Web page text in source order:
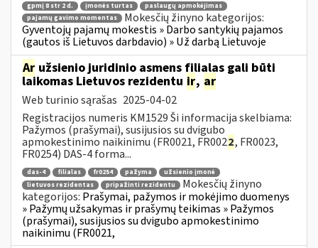
gpmį 8 str 2 d.
įmonės turtas
paslaugų apmokėjimas
pajamų gavimo momentas
Mokesčių žinyno kategorijos:
Gyventojų pajamų mokestis » Darbo santykių pajamos
(gautos iš Lietuvos darbdavio) » Už darbą Lietuvoje
Ar užsienio juridinio asmens filialas gali būti
laikomas Lietuvos rezidentu ir, ar
Web turinio sąrašas 2025-04-02
Registracijos numeris KM1529 Ši informacija skelbiama:
Pažymos (prašymai), susijusios su dvigubo
apmokestinimo naikinimu (FR0021, FR0022, FR0023,
FR0254) DAS-4 forma...
das-4 filialas fr0254 pažyma
užsienio įmonė
lietuvos rezidentas
pripažinti rezidentu
Mokesčių žinyno
kategorijos: Prašymai, pažymos ir mokėjimo duomenys
» Pažymų užsakymas ir prašymų teikimas » Pažymos
(prašymai), susijusios su dvigubo apmokestinimo
naikinimu (FR0021,